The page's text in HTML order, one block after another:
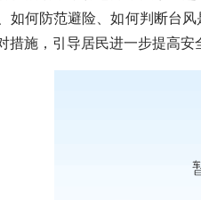
如何防范避险、如何判断台
措施，引导居民进一步提高